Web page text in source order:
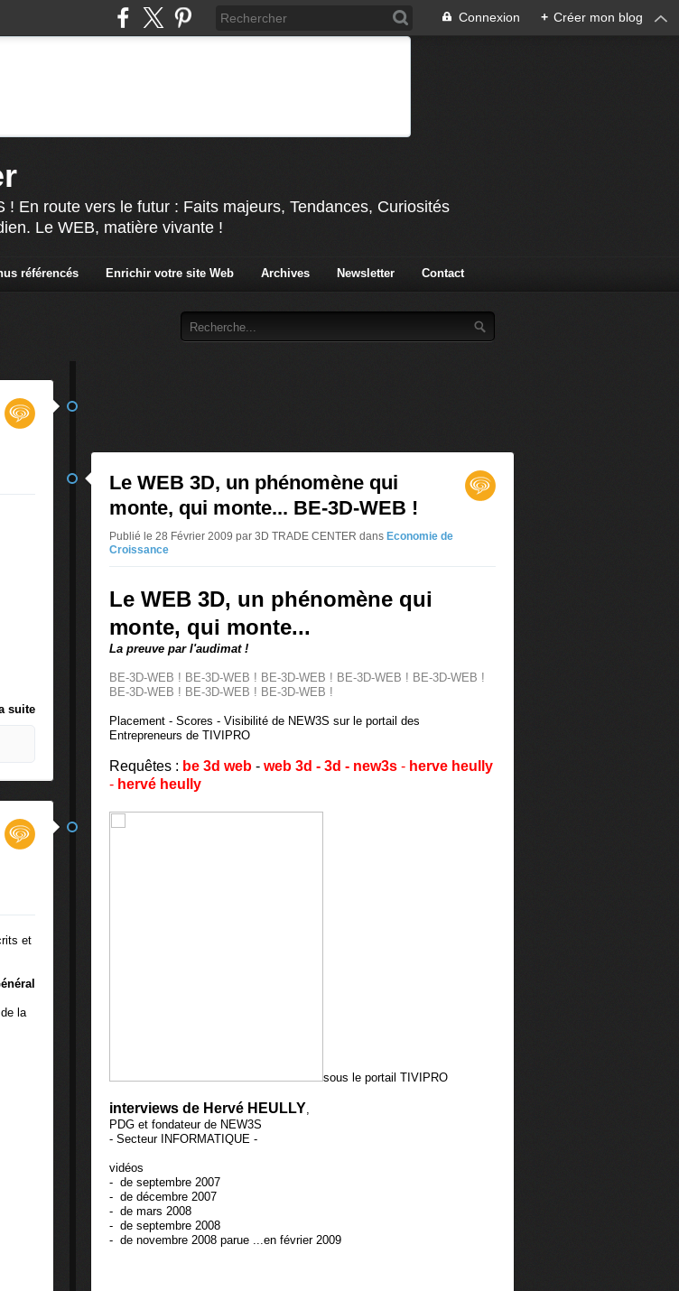
Connexion + Créer mon blog
En route vers le futur : Faits majeurs, Tendances, Curiosités
Le WEB, matière vivante !
référencés Enrichir votre site Web Archives Newsletter Contact
suite
et
la
Le WEB 3D, un phénomène qui
monte, qui monte... BE-3D-WEB !
Publié le 28 Février 2009 par 3D TRADE CENTER dans Economie de
Croissance
Le WEB 3D, un phénomène qui
monte, qui monte...
La preuve par l'audimat !
BE-3D-WEB ! BE-3D-WEB ! BE-3D-WEB ! BE-3D-WEB ! BE-3D-WEB !
BE-3D-WEB ! BE-3D-WEB ! BE-3D-WEB !
Placement - Scores - Visibilité de NEW3S sur le portail des
Entrepreneurs de TIVIPRO
Requêtes : be 3d web - web 3d - 3d - new3s - herve heully
- hervé heully
sous le portail TIVIPRO
interviews de Hervé HEULLY,
PDG et fondateur de NEW3S
- Secteur INFORMATIQUE -
vidéos
- de septembre 2007
- de décembre 2007
- de mars 2008
- de septembre 2008
- de novembre 2008 parue ...en février 2009